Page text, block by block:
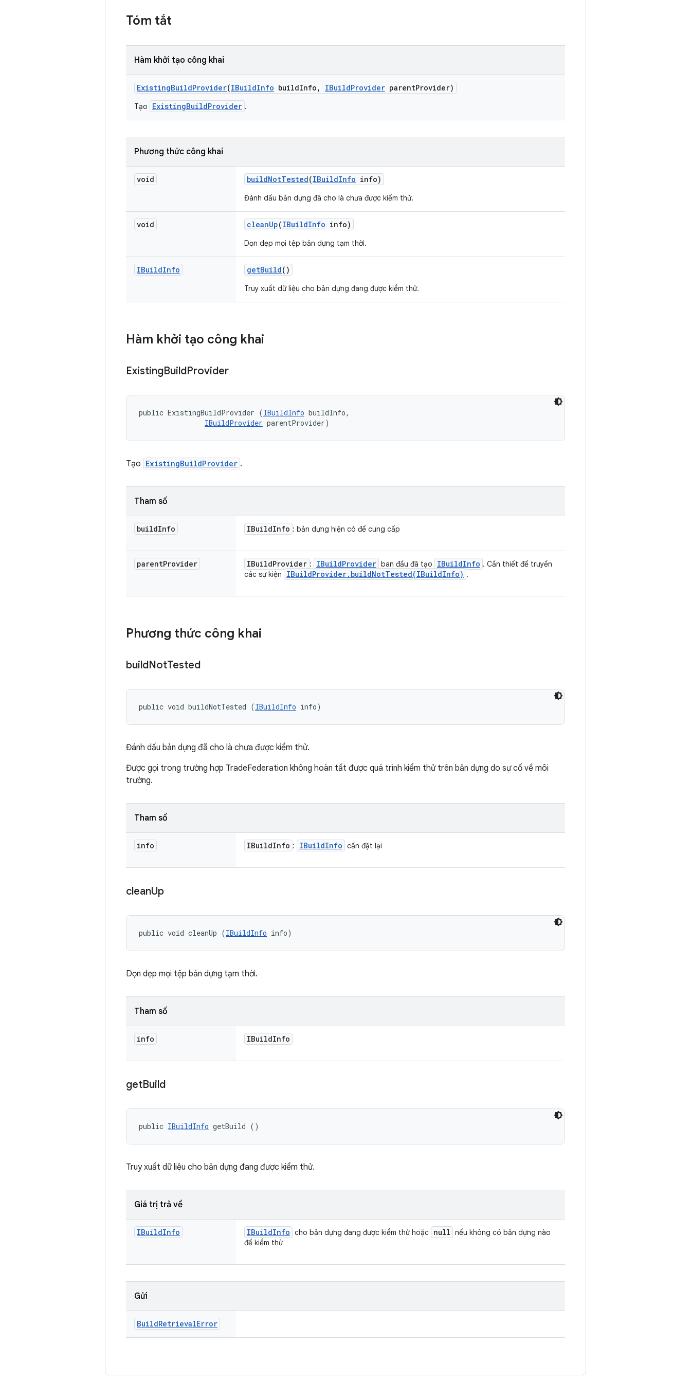
Tóm tắt
Hàm khởi tạo công khai
ExistingBuildProvider(IBuildInfo buildInfo , IBuildProvider parentProvider)
Tạo ExistingBuildProvider .
Phương thức công khai
void buildNotTested(IBuildInfo info)
Đánh dấu bản dựng đã cho là chưa được kiểm thử.
void cleanUp(IBuildInfo info)
Dọn dẹp mọi tệp bản dựng tạm thời.
IBuildInfo getBuild()
Truy xuất dữ liệu cho bản dựng đang được kiểm thử.
Hàm khởi tạo công khai
ExistingBuildProvider
public ExistingBuildProvider (IBuildInfo buildInfo,
IBuildProvider parentProvider)
Tạo ExistingBuildProvider .
Tham số
buildInfo IBuildInfo : bản dựng hiện có để cung cấp
parentProvider IBuildProvider : IBuildProvider ban đầu đã tạo IBuildInfo . Cần thiết để truyền
các sự kiện
IBuildProvider. buildNotTested(IBuildInfo) .
Phương thức công khai
buildNotTested
public void buildNotTested (IBuildInfo info)
Đánh dấu bản dựng đã cho là chưa được kiểm thử.
Được gọi trong trường hợp TradeFederation không hoàn tất được quá trình kiểm thử trên bản dựng do sự cố về môi
trường.
Tham số
info IBuildInfo : IBuildInfo cần đặt lại
cleanUp
public void cleanUp (IBuildInfo info)
Dọn dẹp mọi tệp bản dựng tạm thời.
Tham số
info IBuildInfo
getBuild
public IBuildInfo getBuild ()
Truy xuất dữ liệu cho bản dựng đang được kiểm thử.
Giá trị trả về
IBuildInfo IBuildInfo cho bản dựng đang được kiểm thử hoặc null nếu không có bản dựng nào
để kiểm thử
Gửi
BuildRetrievalError